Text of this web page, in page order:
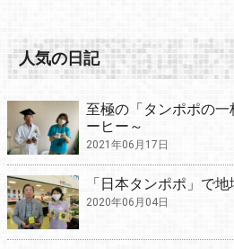
人気の日記
至極の「タンポポの
ーヒー～
2021年06月17日
「日本タンポポ」で地
2020年06月04日